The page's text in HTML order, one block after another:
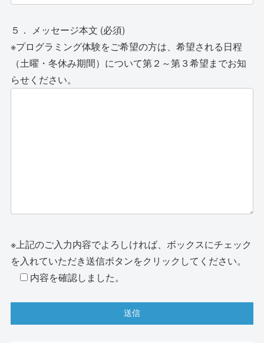
５． メッセージ本文 (必須)
※プログラミング体験をご希望の方は、希望される日程
（土曜・冬休み期間）について第２～第３希望までお知
らせください。
※上記のご入力内容でよろしければ、ボックスにチェック
を入れていただき送信ボタンをクリックしてください。
内容を確認しました。